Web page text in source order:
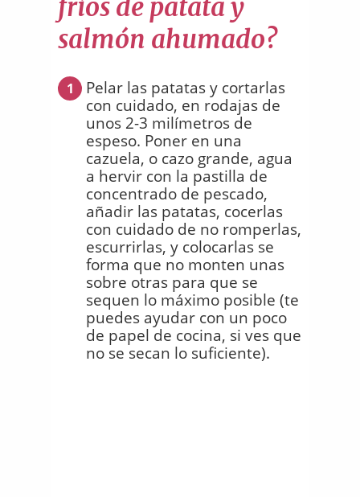
fríos de patata y
salmón ahumado?
1
Pelar las patatas y cortarlas
con cuidado, en rodajas de
unos 2-3 milímetros de
espeso. Poner en una
cazuela, o cazo grande, agua
a hervir con la pastilla de
concentrado de pescado,
añadir las patatas, cocerlas
con cuidado de no romperlas,
escurrirlas, y colocarlas se
forma que no monten unas
sobre otras para que se
sequen lo máximo posible (te
puedes ayudar con un poco
de papel de cocina, si ves que
no se secan lo suficiente).